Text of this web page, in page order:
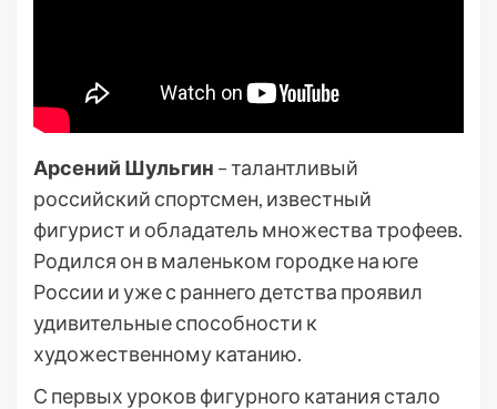
Арсений Шульгин – талантливый
российский спортсмен, известный
фигурист и обладатель множества трофеев.
Родился он в маленьком городке на юге
России и уже с раннего детства проявил
удивительные способности к
художественному катанию.
С первых уроков фигурного катания стало